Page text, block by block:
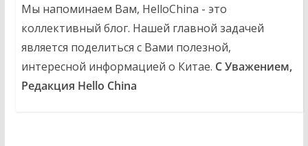
Мы напоминаем Вам, HelloChina - это
коллективный блог. Нашей главной задачей
является поделиться с Вами полезной,
интересной информацией о Китае. С Уважением,
Редакция Hello China